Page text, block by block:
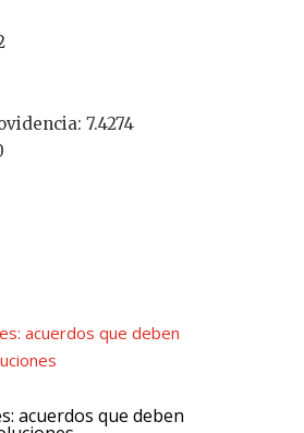
7.4274
acuerdos que deben